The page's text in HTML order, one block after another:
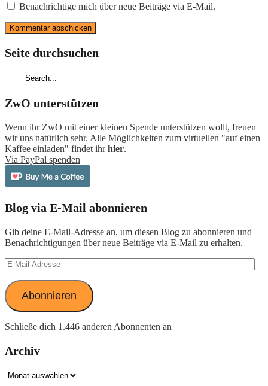
Benachrichtige mich über neue Beiträge via E-Mail.
Seite durchsuchen
ZwO unterstützen
Wenn ihr ZwO mit einer kleinen Spende unterstützen wollt, freuen
wir uns natürlich sehr. Alle Möglichkeiten zum virtuellen "auf einen
Kaffee einladen" findet ihrhier.
Via PayPal spenden
Blog via E-Mail abonnieren
Gib deine E-Mail-Adresse an, um diesen Blog zu abonnieren und
Benachrichtigungen über neue Beiträge via E-Mail zu erhalten.
E-
Mail-
Adresse
Abonnieren
Schließe dich 1.446 anderen Abonnenten an
Archiv
Archiv